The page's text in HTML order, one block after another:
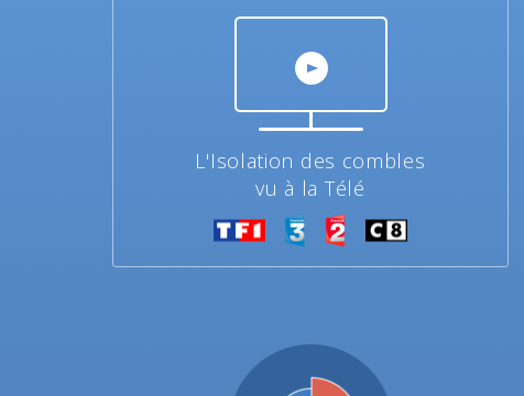
L'Isolation des combles
vu à la Télé